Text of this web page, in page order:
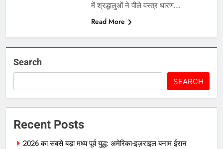
में श्रद्धालुओं ने पीले वस्त्र धारण…
Read More
Search
SEARCH
Recent Posts
2026 का सबसे बड़ा मध्य पूर्व युद्ध: अमेरिका-इज़राइल बनाम ईरान